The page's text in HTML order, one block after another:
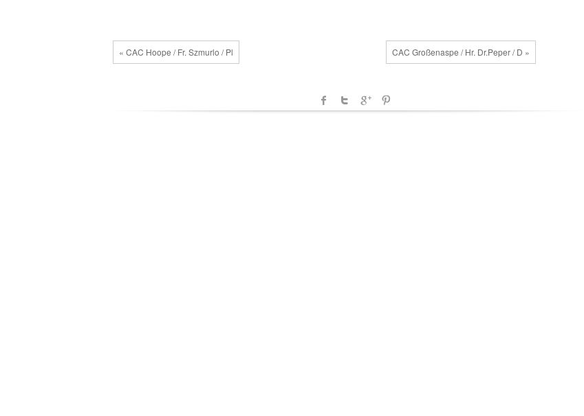
« CAC Hoope / Fr. Szmurlo / Pl CAC Großenaspe / Hr. Dr.Peper / D »